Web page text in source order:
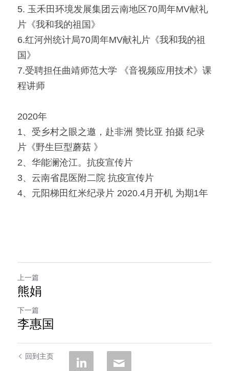
5. 玉禾田环境发展集团云南地区70周年MV献礼
片《我和我的祖国》
6.红河州统计局70周年MV献礼片《我和我的祖
国》
7.受聘担任曲靖师范大学 《音视频应用技术》课
程讲师
2020年
1、受乡村之眼之邀，赴非洲 赞比亚 拍摄 纪录
片《野生巨型蘑菇 》
2、华能澜沧江。抗疫宣传片
3、云南省昆医附二院 抗疫宣传片
4、元阳梯田红米纪录片 2020.4月开机 为期1年
上一篇
熊娟
下一篇
李惠国
回到主页